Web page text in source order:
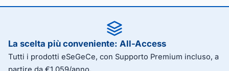
La scelta più conveniente: All-Access
Tutti i prodotti eSeGeCe, con Supporto Premium incluso, a